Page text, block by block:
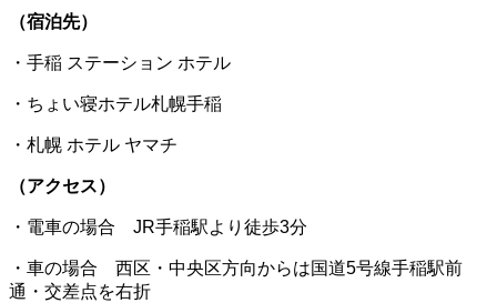
（宿泊先）
・手稲 ステーション ホテル
・ちょい寝ホテル札幌手稲
・札幌 ホテル ヤマチ
（アクセス）
・電車の場合 JR手稲駅より徒歩3分
・車の場合 西区・中央区方向からは国道5号線手稲駅前
通・交差点を右折